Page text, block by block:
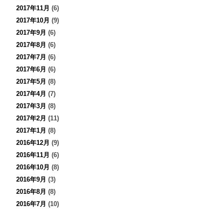
2017年11月 (6)
2017年10月 (9)
2017年9月 (6)
2017年8月 (6)
2017年7月 (6)
2017年6月 (6)
2017年5月 (8)
2017年4月 (7)
2017年3月 (8)
2017年2月 (11)
2017年1月 (8)
2016年12月 (9)
2016年11月 (6)
2016年10月 (8)
2016年9月 (3)
2016年8月 (8)
2016年7月 (10)